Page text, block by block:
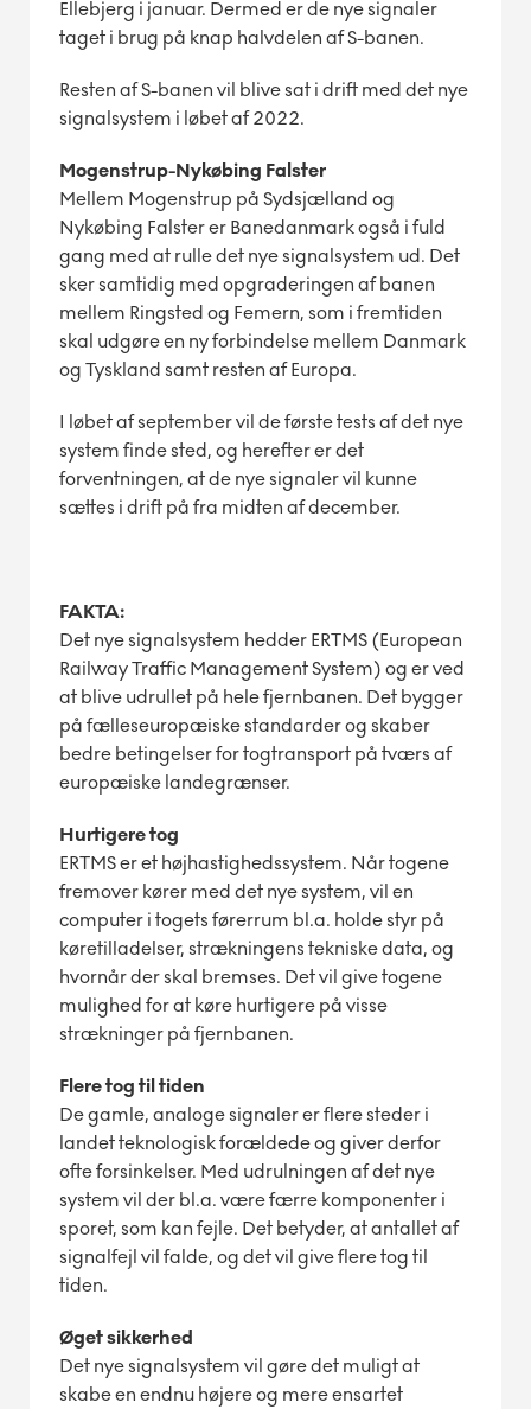
Ellebjerg i januar. Dermed er de nye signaler
taget i brug på knap halvdelen af S-banen.
Resten af S-banen vil blive sat i drift med det nye
signalsystem i løbet af 2022.
Mogenstrup-Nykøbing Falster
Mellem Mogenstrup på Sydsjælland og
Nykøbing Falster er Banedanmark også i fuld
gang med at rulle det nye signalsystem ud. Det
sker samtidig med opgraderingen af banen
mellem Ringsted og Femern, som i fremtiden
skal udgøre en ny forbindelse mellem Danmark
og Tyskland samt resten af Europa.
I løbet af september vil de første tests af det nye
system finde sted, og herefter er det
forventningen, at de nye signaler vil kunne
sættes i drift på fra midten af december.
FAKTA:
Det nye signalsystem hedder ERTMS (European
Railway Traffic Management System) og er ved
at blive udrullet på hele fjernbanen. Det bygger
på fælleseuropæiske standarder og skaber
bedre betingelser for togtransport på tværs af
europæiske landegrænser.
Hurtigere tog
ERTMS er et højhastighedssystem. Når togene
fremover kører med det nye system, vil en
computer i togets førerrum bl.a. holde styr på
køretilladelser, strækningens tekniske data, og
hvornår der skal bremses. Det vil give togene
mulighed for at køre hurtigere på visse
strækninger på fjernbanen.
Flere tog til tiden
De gamle, analoge signaler er flere steder i
landet teknologisk forældede og giver derfor
ofte forsinkelser. Med udrulningen af det nye
system vil der bl.a. være færre komponenter i
sporet, som kan fejle. Det betyder, at antallet af
signalfejl vil falde, og det vil give flere tog til
tiden.
Øget sikkerhed
Det nye signalsystem vil gøre det muligt at
skabe en endnu højere og mere ensartet